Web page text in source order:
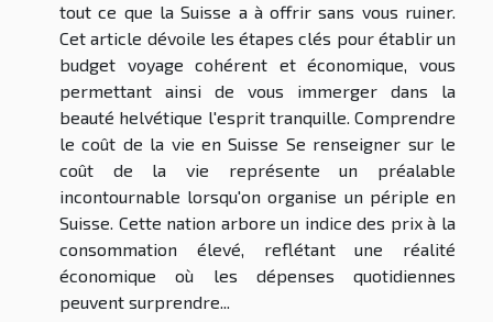
tout ce que la Suisse a à offrir sans vous ruiner.
Cet article dévoile les étapes clés pour établir un
budget voyage cohérent et économique, vous
permettant ainsi de vous immerger dans la
beauté helvétique l'esprit tranquille. Comprendre
le coût de la vie en Suisse Se renseigner sur le
coût de la vie représente un préalable
incontournable lorsqu'on organise un périple en
Suisse. Cette nation arbore un indice des prix à la
consommation élevé, reflétant une réalité
économique où les dépenses quotidiennes
peuvent surprendre...